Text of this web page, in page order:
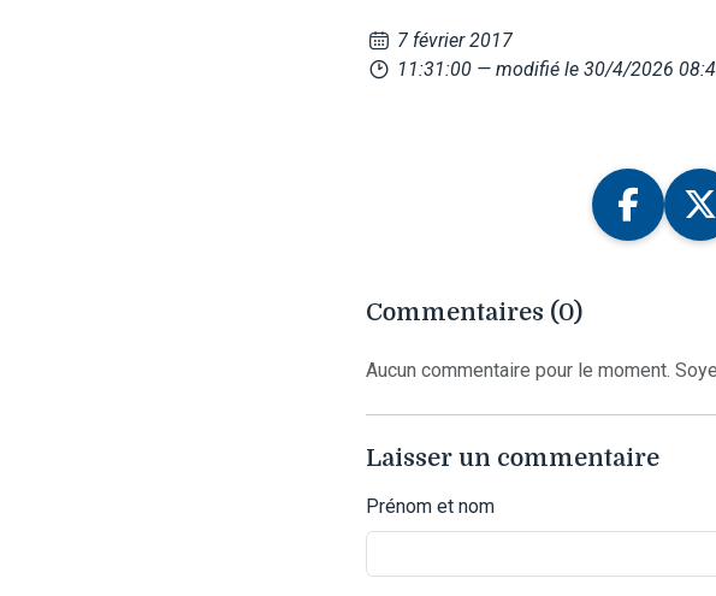
7 février 2017
11:31:00 — modifié le 30/4/2026
Commentaires (0)
Aucun commentaire pour le moment.
Laisser un commentaire
Prénom et nom